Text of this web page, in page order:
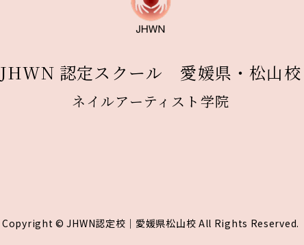
JHWN 認定スクール 愛媛県・松山校
ネイルアーティスト学院
Copyright © JHWN認定校｜愛媛県松山校 All Rights Reserved.